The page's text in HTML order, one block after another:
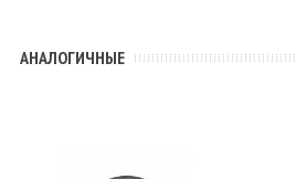
АНАЛОГИЧНЫЕ